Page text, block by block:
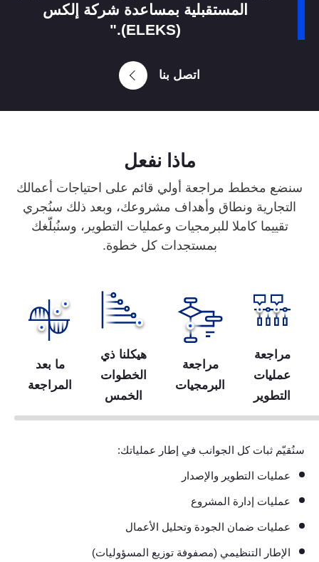
المستقبلية بمساعدة شركة إلكس
(ELEKS)."
اتصل بنا
ماذا نفعل
سنضع مخطط مراجعة أولي قائم على احتياجات أعمالك
التجارية ونطاق وأهداف مشروعك، وبعد ذلك سنُجري
تقييما كاملا للبرمجيات وعمليات التطوير، وسنُبلّغك
بمستجدات كل خطوة.
مراجعة
عمليات
التطوير
مراجعة
البرمجيات
هيكلنا ذي
الخطوات
الخمس
ما بعد
المراجعة
سنُقيّم ثبات كل الجوانب في إطار عملياتك:
عمليات التطوير والإصدار
عمليات إدارة المشروع
عمليات ضمان الجودة وتحليل الأعمال
الإطار التنظيمي (مصفوفة توزيع المسؤوليات)